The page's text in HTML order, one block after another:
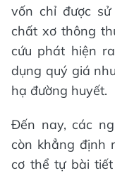
vốn chỉ được
chất xơ thông
cứu phát hiện
dụng quý giá
hạ đường huyết.
Đến nay, các
còn khẳng định
cơ thể tự bài